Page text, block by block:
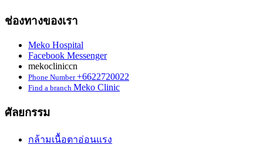
ช่องทางของเรา
Meko Hospital
Facebook Messenger
mekocliniccn
Phone Number+6622720022
Find a branch Meko Clinic
ศัลยกรรม
กล้ามเนื้อตาอ่อนแรง